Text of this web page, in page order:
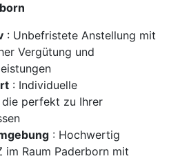
: Unbefristete Anstellung mit
Vergütung und
: Individuelle
perfekt zu Ihrer
: Hochwertig
im Raum Paderborn mit